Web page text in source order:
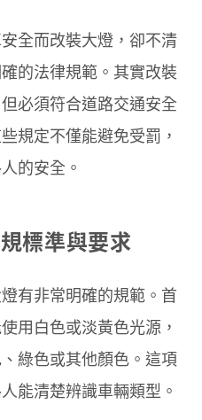
全而改裝大燈，卻不清
的法律規範。其實改裝
必須符合道路交通安全
規定不僅能避免受罰，
的安全。
標準與要求
有非常明確的規範。首
用白色或淡黃色光源，
綠色或其他顏色。這項
能清楚辨識車輛類型。